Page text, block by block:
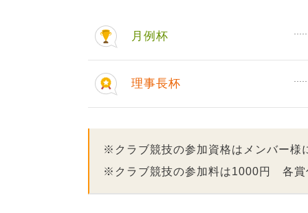
月例杯
理事長杯
※クラブ競技の参加資格はメンバー様
※クラブ競技の参加料は1000円 各賞